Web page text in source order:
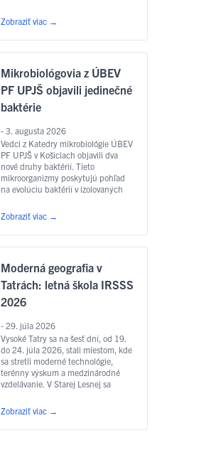
seminár ktorý sa v roku 1993
premenoval na STROM a stal sa
historicky prvým matematickým
seminárom v Československu. V roku
ktoré odvtedy zastrešuje nielen
seminár … Čítať ďalej
Zobraziť viac →
Mikrobiológovia z ÚBEV
PF UPJŠ objavili jedinečné
baktérie
- 3. augusta 2026
Vedci z Katedry mikrobiológie ÚBEV
PF UPJŠ v Košiciach objavili dva
nové druhy baktérií. Tieto
mikroorganizmy poskytujú pohľad
na evolúciu baktérií v izolovaných
potenciál pre biotechnologické a
environmentálne aplikácie.
Zobraziť viac →
Moderná geografia v
Tatrách: letná škola IRSSS
2026
- 29. júla 2026
Vysoké Tatry sa na šesť dní, od 19.
do 24. júla 2026, stali miestom, kde
sa stretli moderné technológie,
terénny výskum a medzinárodné
vzdelávanie. V Starej Lesnej sa
škola diaľkového prieskumu Zeme –
International Remote Sensing
Summer School 2026
Zobraziť viac →